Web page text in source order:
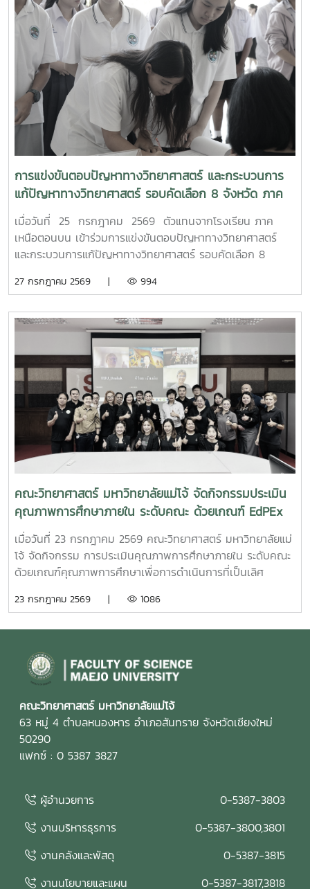
การแข่งขันตอบปัญหาทางวิทยาศาสตร์ และกระบวนการ
แก้ปัญหาทางวิทยาศาสตร์ รอบคัดเลือก 8 จังหวัด ภาค
เหนือตอนบน
เมื่อวันที่ 25 กรกฎาคม 2569 ตัวแทนจากโรงเรียน ภาค
เหนือตอนบน เข้าร่วมการแข่งขันตอบปัญหาทางวิทยาศาสตร์
และกระบวนการแก้ปัญหาทางวิทยาศาสตร์ รอบคัดเลือก 8
เทคโนโลยีแห่งชาติ และสัปดาห์วิทยาศาสตร์ แห่งชาติ ประจำปี
27 กรกฎาคม 2569 | 994
คณะวิทยาศาสตร์ มหาวิทยาลัยแม่โจ้ จัดกิจกรรมประเมิน
คุณภาพการศึกษาภายใน ระดับคณะ ด้วยเกณฑ์ EdPEx
ประจำปีการศึกษา 2568
เมื่อวันที่ 23 กรกฎาคม 2569 คณะวิทยาศาสตร์ มหาวิทยาลัยแม่
โจ้ จัดกิจกรรม การประเมินคุณภาพการศึกษาภายใน ระดับคณะ
ด้วยเกณฑ์คุณภาพการศึกษาเพื่อการดำเนินการที่เป็นเลิศ
EdPEx) ประจำปีการศึกษา 2568 เพื่อทบทวนผลการดำเนินงาน
องค์กรและการจัดการศึกษาอย่างยั่งยืน ในการนี้ คณะกรรมการ
ประเมินคุณภาพการศึกษาภายใน ได้ร่วมดำเนินการ วิพากษ์และ
ให้ข้อเสนอแนะต่อรายงานผลการดำเนินการเพื่อความเป็นเลิศ
(EdPEx Report) โดยพิจารณาความครบถ้วน ความเชื่อมโยง
และความสอดคล้องของผลการดำเนินงานในทุกหมวดของเกณฑ์
EdPEx พร้อมแลกเปลี่ยนข้อคิดเห็นและแนวทางการพัฒนา เพื่อ
ยกระดับคุณภาพของรายงานและเตรียมความพร้อมสำหรับการ
ดร.รัชพล สันติวรากร ประธานกรรมการ คณบดีคณะ
วิศวกรรมศาสตร์ มหาวิทยาลัยขอนแก่น ผู้ช่วยศาสตราจารย์ตะวัน
ฉาย โพธิ์หอม กรรมการ คณะวิศวกรรมศาสตร์ มหาวิทยาลัย
อุบลราชธานี นางสาวศิรินยา อ้นแก้ว เลขานุการ คณะเทคโนโลยี
23 กรกฎาคม 2569 | 1086
คณะวิทยาศาสตร์ มหาวิทยาลัยแม่โจ้
63 หมู่ 4 ตำบลหนองหาร อำเภอสันทราย จังหวัดเชียงใหม่
50290
แฟกซ์ : 0 5387 3827
ผู้อำนวยการ
0-5387-3803
งานบริหารธุรการ
0-5387-3800,3801
งานคลังและพัสดุ
0-5387-3815
งานนโยบายและแผน
0-5387-3817,3818